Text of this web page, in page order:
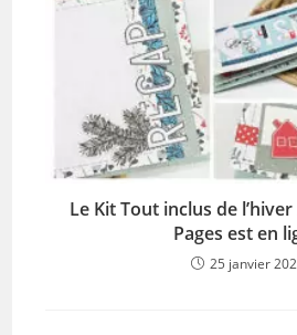
Le Kit Tout inclus de
Pages est en
25 janvier